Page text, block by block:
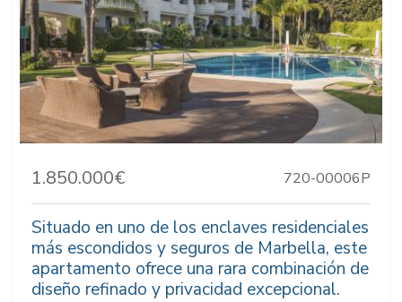
1.850.000€ 720-00006P
Situado en uno de los enclaves residenciales
más escondidos y seguros de Marbella, este
apartamento ofrece una rara combinación de
diseño refinado y privacidad excepcional.